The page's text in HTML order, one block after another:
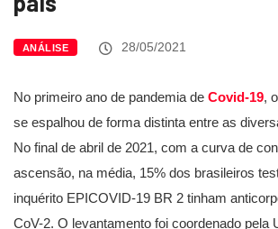
ANÁLISE 28/05/2021
No primeiro ano de pandemia de Covid-19,
se espalhou de forma distinta entre as
No final de abril de 2021, com a curva de
ascensão, na média, 15% dos brasileiros
inquérito EPICOVID-19 BR 2 tinham
CoV-2. O levantamento foi coordenado pela